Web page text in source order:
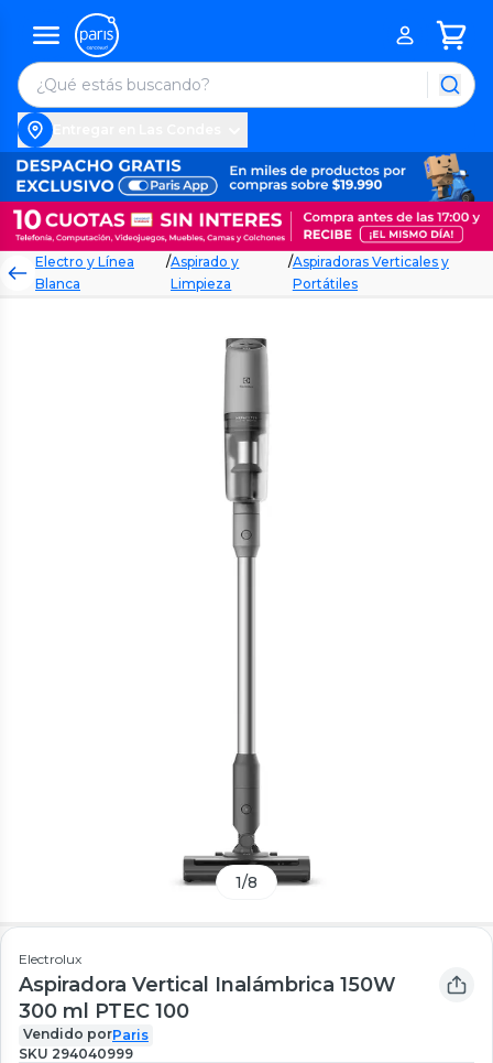
Electro y Línea
Blanca
/Aspirado y
Limpieza
/Aspiradoras Verticales y
Portátiles
1/8
Electrolux
Aspiradora Vertical Inalámbrica 150W
300 ml PTEC 100
Vendido porParis
SKU 294040999